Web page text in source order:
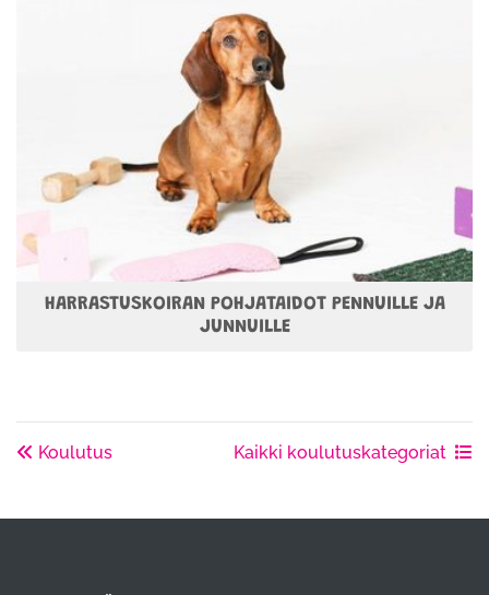
HARRASTUSKOIRAN POHJATAIDOT PENNUILLE JA
JUNNUILLE
Koulutus Kaikki koulutuskategoriat